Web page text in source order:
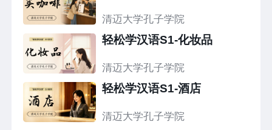
清迈大学孔子学院
轻松学汉语S1-化妆品
清迈大学孔子学院
轻松学汉语S1-酒店
清迈大学孔子学院